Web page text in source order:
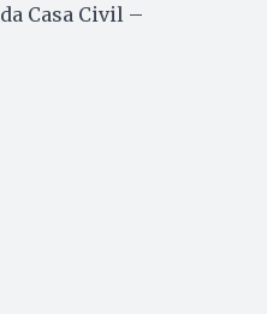
Casa Civil –